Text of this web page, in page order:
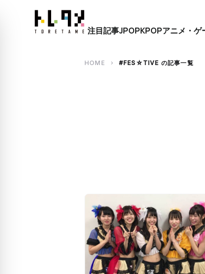
close
注目記事JPOPKPOPアニメ・ゲ
HOME chevron_right #FES☆TIVE の記事一覧